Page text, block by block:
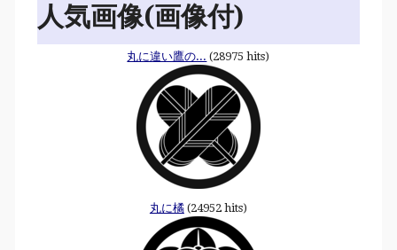
人気画像(画像付)
丸に違い鷹の... (28975 hits)
丸に橘(24952 hits)